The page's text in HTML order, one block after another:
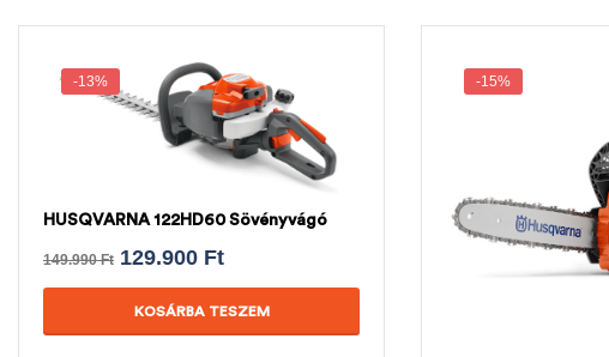
-13%
HUSQVARNA 122HD60 Sövényvágó
149.990Ft 129.900 Ft
KOSÁRBA TESZEM
-15%